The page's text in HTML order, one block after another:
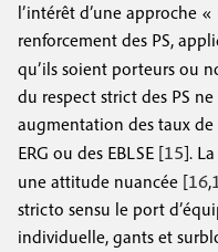
l’intérêt d’une approche
renforcement des PS,
qu’ils soient porteurs ou
du respect strict des PS
augmentation des taux de
ERG ou des EBLSE [15].
une attitude nuancée [16,
stricto sensu le port
individuelle, gants et